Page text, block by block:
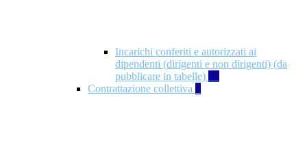
Incarichi conferiti e autorizzati ai
dipendenti (dirigenti e non dirigenti) (da
pubblicare in tabelle) 18
Contrattazione collettiva 2